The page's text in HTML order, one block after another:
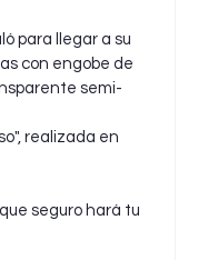
para llegar a su
con engobe de
semi-
realizada en
seguro hará tu